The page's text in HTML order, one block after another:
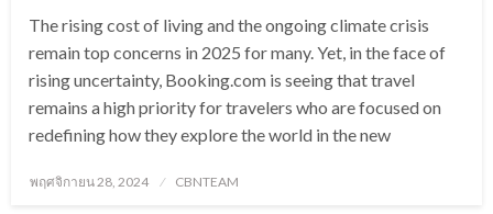
The rising cost of living and the ongoing climate crisis
remain top concerns in 2025 for many. Yet, in the face of
rising uncertainty, Booking.com is seeing that travel
remains a high priority for travelers who are focused on
redefining how they explore the world in the new
Posted
พฤศจิกายน 28, 2024 CBNTEAM